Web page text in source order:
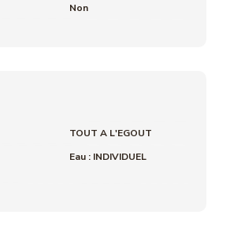
Non
TOUT A L'EGOUT
Eau : INDIVIDUEL